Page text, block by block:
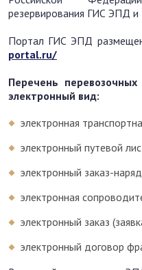
резервирования ГИС ЭПД и
Портал ГИС ЭПД
portal.ru/
Перечень
электронный вид:
электронная
электронный путевой
электронный заказ-наряд
электронная
электронный заказ
электронный договор